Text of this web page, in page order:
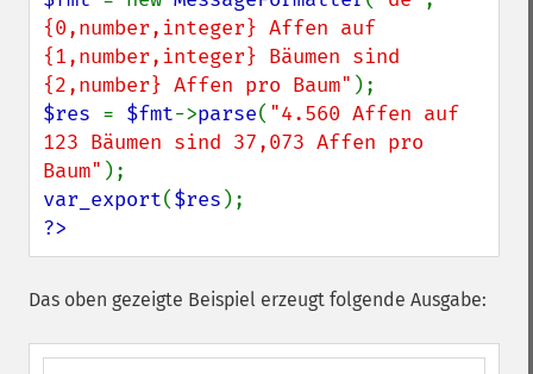
{0,number,integer} Affen auf
{1,number,integer} Bäumen sind
{2,number} Affen pro Baum"
$res = $fmt->parse( "4.560 Affen auf
123 Bäumen sind 37,073 Affen pro
Baum"
var_export($res
?>
Das oben gezeigte Beispiel erzeugt folgende Ausgabe: